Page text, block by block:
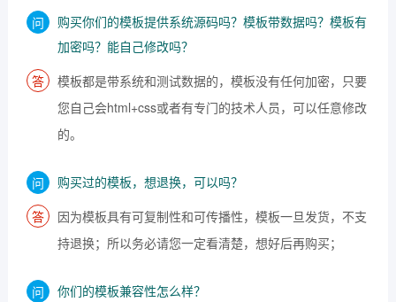
购买你们的模板提供系统源码吗？模板带数据吗？模板有
加密吗？能自己修改吗？
模板都是带系统和测试数据的，模板没有任何加密，只要
您自己会html+css或者有专门的技术人员，可以任意修改
的。
购买过的模板，想退换，可以吗？
因为模板具有可复制性和可传播性，模板一旦发货，不支
持退换；所以务必请您一定看清楚，想好后再购买；
你们的模板兼容性怎么样？